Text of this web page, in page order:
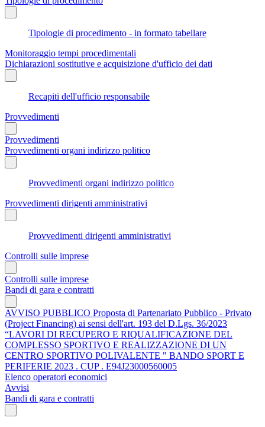
Tipologie di procedimento - in formato tabellare
Monitoraggio tempi procedimentali
Dichiarazioni sostitutive e acquisizione d'ufficio dei dati
Recapiti dell'ufficio responsabile
Provvedimenti
Provvedimenti
Provvedimenti organi indirizzo politico
Provvedimenti organi indirizzo politico
Provvedimenti dirigenti amministrativi
Provvedimenti dirigenti amministrativi
Controlli sulle imprese
Controlli sulle imprese
Bandi di gara e contratti
AVVISO PUBBLICO Proposta di Partenariato Pubblico - Privato
(Project Financing) ai sensi dell'art. 193 del D.Lgs. 36/2023
“LAVORI DI RECUPERO E RIQUALIFICAZIONE DEL
COMPLESSO SPORTIVO E REALIZZAZIONE DI UN
CENTRO SPORTIVO POLIVALENTE " BANDO SPORT E
PERIFERIE 2023 . CUP . E94J23000560005
Elenco operatori economici
Avvisi
Bandi di gara e contratti